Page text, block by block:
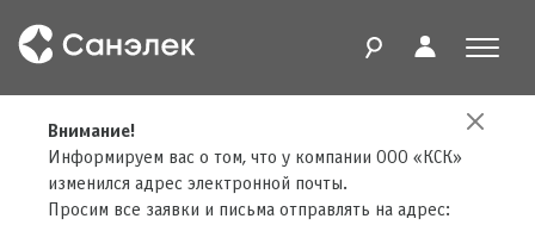
Внимание!
Информируем вас о том, что у компании ООО «КСК»
изменился адрес электронной почты.
Просим все заявки и письма отправлять на адрес:
Главная Проекты Музыкальный театр имени К. С. Станиславского и Вл. И. Немировича-Данченко